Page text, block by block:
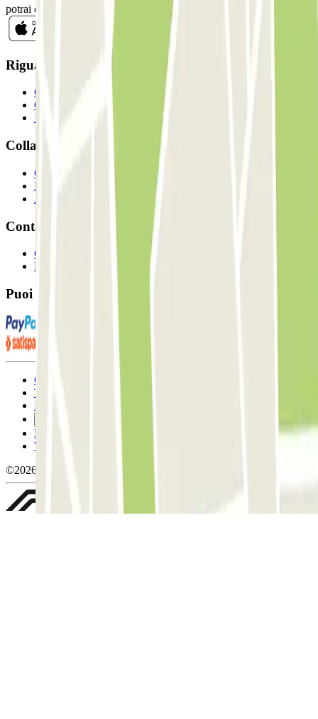
potrai disiscriverti quando vuoi direttamente dalla stessa newsletter.
Riguardo a Parclcik
Chi siamo
Come funziona?
I Nostri Parcheggi
Collaboriamo?
Collaboratori
Proprietari di parcheggio
Affiliati
Contatto
Contattaci
FAQ
Puoi utilizzare questi metodi di pagamento:
Condizioni contrattuali e di utilizzo
Termini di cancellazione
Politica sui cookies
Politica sulla privacy
Whistleblowing
©2026 Parclick. Tutti i diritti riservati